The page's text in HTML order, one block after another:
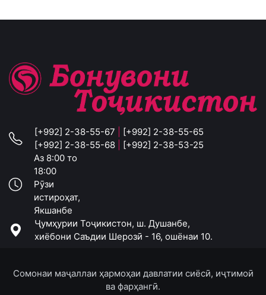
[+992] 2-38-55-67
[+992] 2-38-55-65
[+992] 2-38-55-68
[+992] 2-38-53-25
Аз 8:00 то
18:00
Рӯзи
истироҳат,
Якшанбе
Ҷумҳурии Тоҷикистон, ш. Душанбе,
хиёбони Саъдии Шерозӣ - 16, ошёнаи 10.
Сомонаи маҷаллаи ҳармоҳаи давлатии сиёсӣ, иҷтимоӣ
ва фарҳангӣ.